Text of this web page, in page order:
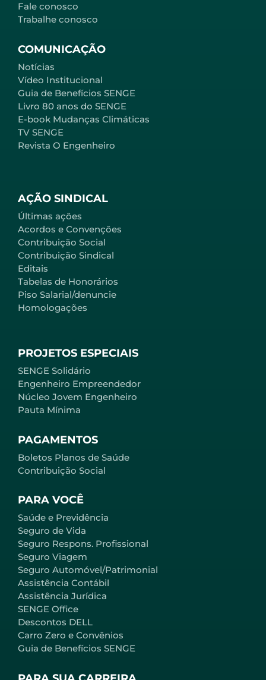
PARA VOCÊ
Saúde e Previdência
Seguro de Vida
Seguro Respons. Profissional
Seguro Viagem
Seguro Automóvel/Patrimonial
Assistência Contábil
Assistência Jurídica
SENGE Office
Descontos DELL
Carro Zero e Convênios
Guia de Benefícios SENGE
AÇÃO SINDICAL
Últimas ações
Acordos e Convenções
Contribuição Social
Contribuição Sindical
Editais
Tabelas de Honorários
Piso Salarial/denuncie
Homologações
PROJETOS ESPECIAIS
SENGE Solidário
Engenheiro Empreendedor
Núcleo Jovem Engenheiro
Pauta Mínima
PAGAMENTOS
Boletos Planos de Saúde
Contribuição Social
Fale conosco
Trabalhe conosco
COMUNICAÇÃO
Notícias
Vídeo Institucional
Guia de Benefícios SENGE
Livro 80 anos do SENGE
E-book Mudanças Climáticas
TV SENGE
Revista O Engenheiro